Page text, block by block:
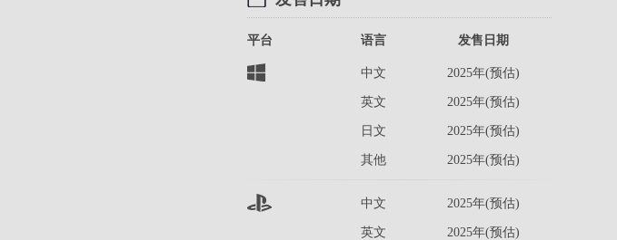
平台 语言 发售日期
中文 2025年(预估)
英文 2025年(预估)
日文 2025年(预估)
其他 2025年(预估)
中文 2025年(预估)
英文 2025年(预估)